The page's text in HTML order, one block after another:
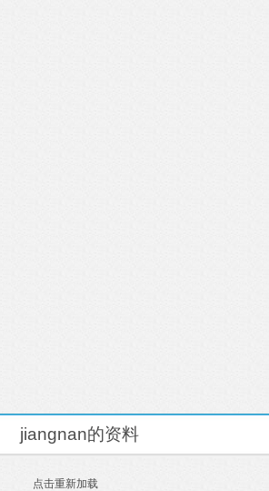
jiangnan的资料
点击重新加载